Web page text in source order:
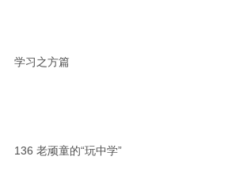
学习之方篇
136 老顽童的“玩中学”